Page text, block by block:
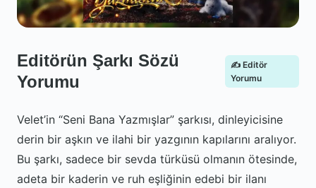
Editörün Şarkı Sözü
Yorumu
✍️ Editör
Yorumu
Velet’in “Seni Bana Yazmışlar” şarkısı, dinleyicisine
derin bir aşkın ve ilahi bir yazgının kapılarını aralıyor.
Bu şarkı, sadece bir sevda türküsü olmanın ötesinde,
adeta bir kaderin ve ruh eşliğinin edebi bir ilanı